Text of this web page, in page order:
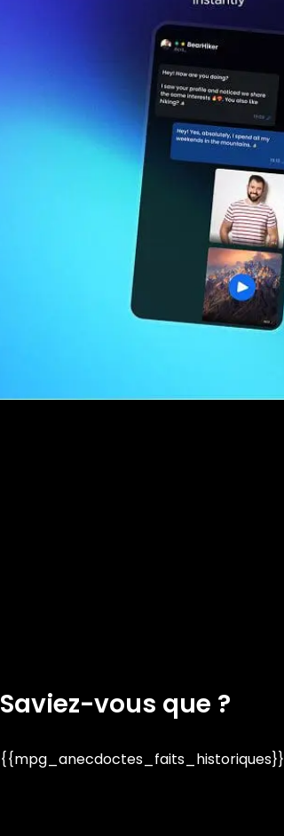
Saviez-vous que ?
{{mpg_anecdoctes_faits_historiques}}